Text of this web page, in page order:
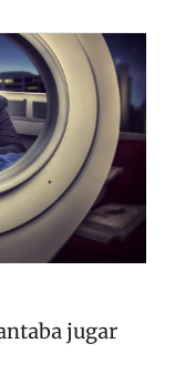
jugar